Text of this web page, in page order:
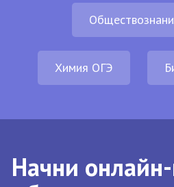
Химия ОГЭ
Начни